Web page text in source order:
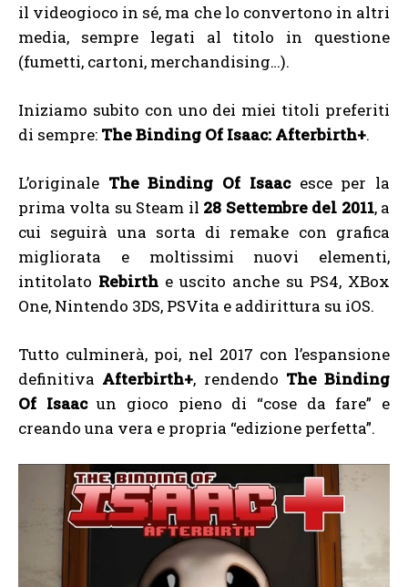
il videogioco in sé, ma che lo convertono in altri
media, sempre legati al titolo in questione
(fumetti, cartoni, merchandising…).
Iniziamo subito con uno dei miei titoli preferiti
di sempre: The Binding Of Isaac: Afterbirth+.
L’originale The Binding Of Isaacesce per la
prima volta su Steam il 28 Settembre del 2011, a
cui seguirà una sorta di remake con grafica
migliorata e moltissimi nuovi elementi,
intitolato Rebirth e uscito anche su PS4, XBox
One, Nintendo 3DS, PSVita e addirittura su iOS.
Tutto culminerà, poi, nel 2017 con l’espansione
definitiva Afterbirth+, rendendo The Binding
Of Isaacun gioco pieno di “cose da fare” e
creando una vera e propria “edizione perfetta”.